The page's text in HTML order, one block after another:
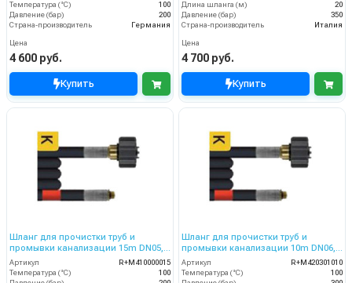
Температура (°C)
100
Давление (бар)
200
Страна-производитель
Германия
Цена
4 600 руб.
Купить
Длина шланга (м)
20
Давление (бар)
350
Страна-производитель
Италия
Цена
4 700 руб.
Купить
Шланг для прочистки труб и
промывки канализации 15m DN05,
200bar
Артикул
R+M410000015
Температура (°C)
100
Шланг для прочистки труб и
промывки канализации 10m DN06,
300bar
Артикул
R+M420301010
Температура (°C)
100